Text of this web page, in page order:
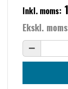
Inkl. moms:
Ekskl.